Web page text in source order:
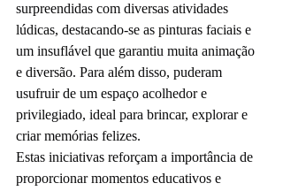
surpreendidas com diversas atividades
lúdicas, destacando-se as pinturas faciais e
um insuflável que garantiu muita animação
e diversão. Para além disso, puderam
usufruir de um espaço acolhedor e
privilegiado, ideal para brincar, explorar e
criar memórias felizes.
Estas iniciativas reforçam a importância de
proporcionar momentos educativos e